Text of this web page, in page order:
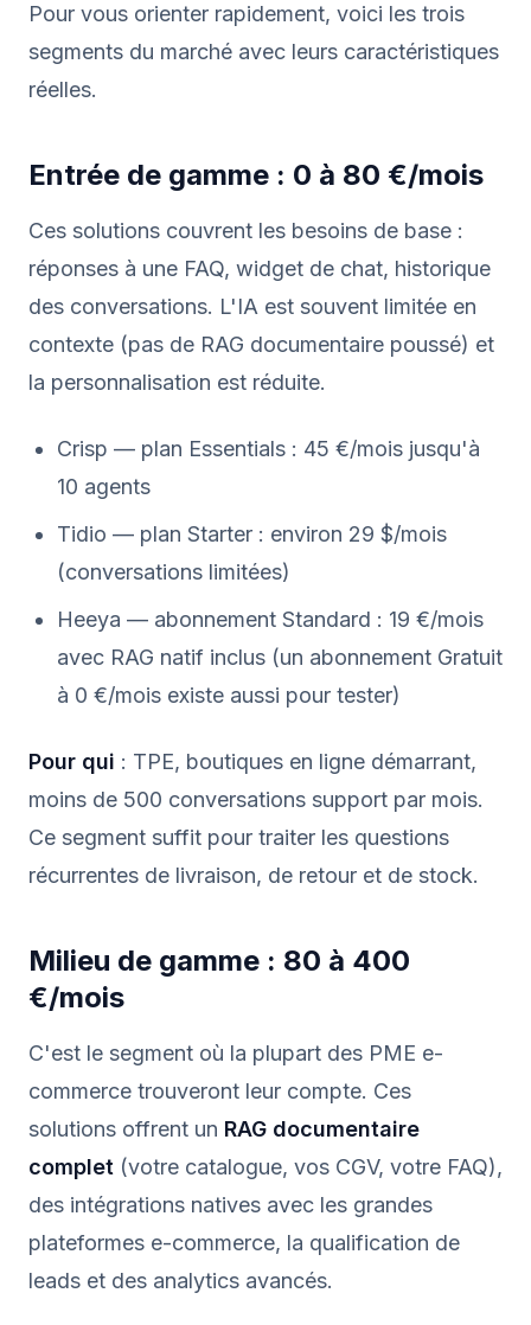
Pour vous orienter rapidement, voici les trois
segments du marché avec leurs caractéristiques
réelles.
Entrée de gamme : 0 à 80 €/mois
Ces solutions couvrent les besoins de base :
réponses à une FAQ, widget de chat, historique
des conversations. L'IA est souvent limitée en
contexte (pas de RAG documentaire poussé) et
la personnalisation est réduite.
Crisp — plan Essentials : 45 €/mois jusqu'à
10 agents
Tidio — plan Starter : environ 29 $/mois
(conversations limitées)
Heeya — abonnement Standard : 19 €/mois
avec RAG natif inclus (un abonnement Gratuit
à 0 €/mois existe aussi pour tester)
Pour qui : TPE, boutiques en ligne démarrant,
moins de 500 conversations support par mois.
Ce segment suffit pour traiter les questions
récurrentes de livraison, de retour et de stock.
Milieu de gamme : 80 à 400
€/mois
C'est le segment où la plupart des PME e-
commerce trouveront leur compte. Ces
solutions offrent un RAG documentaire
complet (votre catalogue, vos CGV, votre FAQ),
des intégrations natives avec les grandes
plateformes e-commerce, la qualification de
leads et des analytics avancés.